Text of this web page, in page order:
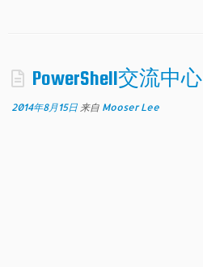
PowerShell交流中心
2014年8月15日 来自 Mooser Lee